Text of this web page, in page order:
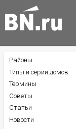
БОКОВОЕ
МЕНЮ
Районы
Типы и серии домов
Термины
Советы
Статьи
Новости